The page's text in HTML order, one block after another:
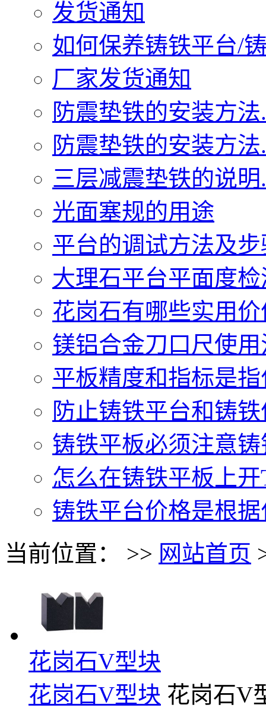
发货通知
如何保养铸铁平台/
厂家发货通知
防震垫铁的安装方法
防震垫铁的安装方法
三层减震垫铁的说明
光面塞规的用途
平台的调试方法及步
大理石平台平面度
花岗石有哪些实用价
镁铝合金刀口尺使
平板精度和指标是
防止铸铁平台和铸
铸铁平板必须注意
怎么在铸铁平板上
铸铁平台价格是根
当前位置： >> 网站首页
花岗石V型块
花岗石V型块 花岗石V